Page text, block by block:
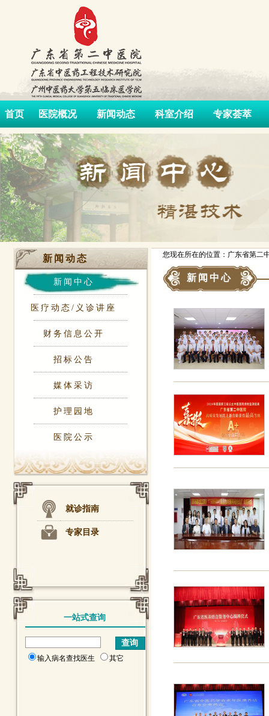
首页 医院概况 新闻动态 科室介绍 专家荟萃
新闻动态
新闻中心
医疗动态/义诊讲座
财务信息公开
招标公告
媒体采访
护理园地
医院公示
就诊指南
专家目录
一站式查询
输入病名查找医生 其它
您现在所在的位置：广东省第二
新闻中心